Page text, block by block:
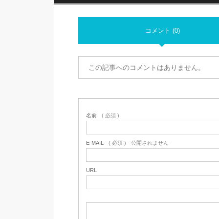
コメント (0)
この記事へのコメントはありません。
名前 ( 必須 )
E-MAIL ( 必須 ) - 公開されません -
URL